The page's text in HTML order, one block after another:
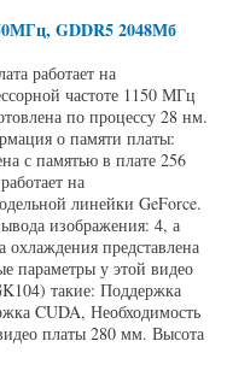
GDDR5 2048Мб
работает на
частоте 1150 МГц
по процессу 28 нм.
о памяти платы:
с памятью в плате 256
на
линейки GeForce.
изображения: 4, а
представлена
параметры у этой видео
такие: Поддержка
CUDA, Необходимость
платы 280 мм. Высота